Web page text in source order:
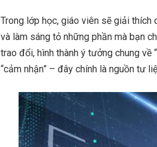
Trong lớp học, giáo viên sẽ giải
và làm sáng tỏ những phần mà bạn
trao đổi, hình thành ý tưởng chung
“cảm nhận” – đây chính là nguồn tư